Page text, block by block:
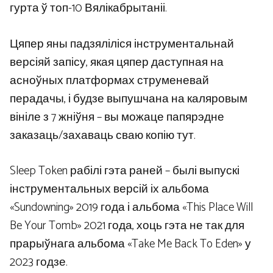
гурта ў топ-10 Вялікабрытаніі.
Цяпер яны падзяліліся інструментальнай
версіяй запісу, якая цяпер даступная на
асноўных платформах струменевай
перадачы, і будзе выпушчана на каляровым
вініле з 7 жніўня – вы можаце папярэдне
заказаць/захаваць сваю копію тут.
Sleep Token рабілі гэта раней – былі выпускі
інструментальных версій іх альбома
«Sundowning» 2019 года і альбома «This Place Will
Be Your Tomb» 2021 года, хоць гэта не так для
прарыўнага альбома «Take Me Back To Eden» у
2023 годзе.